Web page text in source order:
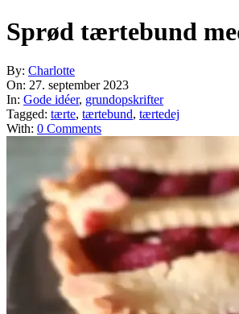
Sprød tærtebund
By: Charlotte
On: 27. september 2023
In: Gode idéer, grundopskrifter
Tagged: tærte, tærtebund, tærtedej
With: 0 Comments